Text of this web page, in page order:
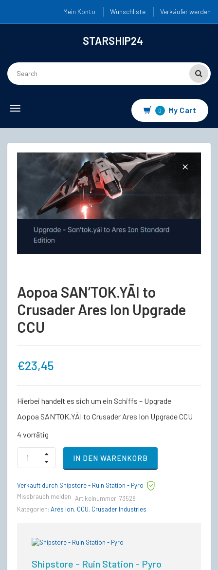
Mein Konto Wunschliste Verkäufer werden
STARSHIP24
Toggle
0 My Cart
Aopoa SAN’TOK.YĀI to
Crusader Ares Ion Upgrade
CCU
€23,45
Hierbei handelt es sich um ein Schiffs – Upgrade
Aopoa SAN’TOK.YĀI to Crusader Ares Ion Upgrade CCU
4 vorrätig
Aopoa
SAN'TOK.YĀI
to
Ares
Ion
CCU
IN DEN WARENKORB
Verkauft durch Shipstore - Ruin Station - Pyro
Missbrauch melden
Artikelnummer: 73528
Kategorien: Ares Ion, CCU, Crusader Industries
Shipstore - Ruin Station - Pyro